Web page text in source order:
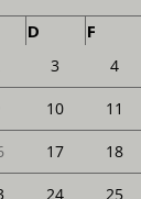
D F
3 4
10 11
17 18
24 25